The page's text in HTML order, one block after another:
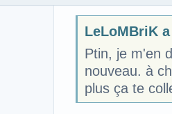
LeLoMBriK
Ptin, je m'en
nouveau. à
plus ça te